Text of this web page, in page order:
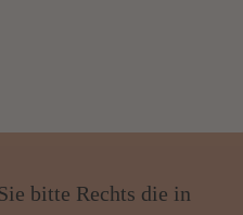
bitte Rechts die in